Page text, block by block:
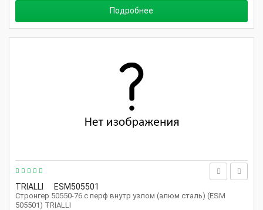
Подробнее
TRIALLI ESM505501
Стронгер 50550-76 с перф внутр узлом (алюм сталь) (ESM
505501) TRIALLI